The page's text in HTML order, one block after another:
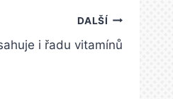
DALŠÍ
i řadu vitamínů